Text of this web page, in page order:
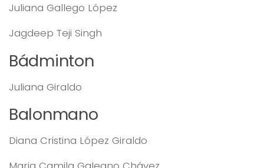
Juliana Gallego López
Jagdeep Teji Singh
Bádminton
Juliana Giraldo
Balonmano
Diana Cristina López Giraldo